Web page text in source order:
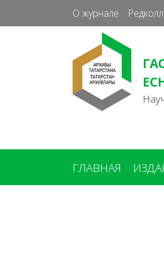
О журнале
ГЛАВНАЯ